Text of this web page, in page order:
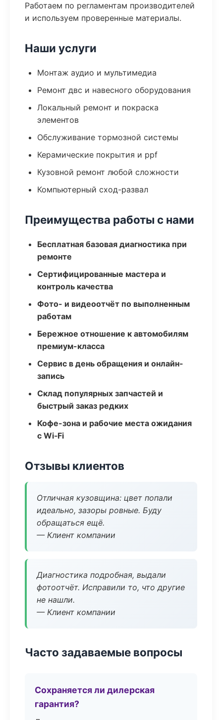
Работаем по регламентам производителей
и используем проверенные материалы.
Наши услуги
Монтаж аудио и мультимедиа
Ремонт двс и навесного оборудования
Локальный ремонт и покраска
элементов
Обслуживание тормозной системы
Керамические покрытия и ppf
Кузовной ремонт любой сложности
Компьютерный сход-развал
Преимущества работы с нами
Бесплатная базовая диагностика при
ремонте
Сертифицированные мастера и
контроль качества
Фото- и видеоотчёт по выполненным
работам
Бережное отношение к автомобилям
премиум-класса
Сервис в день обращения и онлайн-
запись
Склад популярных запчастей и
быстрый заказ редких
Кофе-зона и рабочие места ожидания
с Wi‑Fi
Отзывы клиентов
Отличная кузовщина: цвет попали
идеально, зазоры ровные. Буду
обращаться ещё.
— Клиент компании
Диагностика подробная, выдали
фотоотчёт. Исправили то, что другие
не нашли.
— Клиент компании
Часто задаваемые вопросы
Сохраняется ли дилерская
гарантия?